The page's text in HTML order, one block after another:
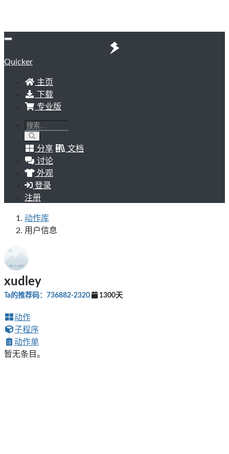
Quicker
主页
下载
专业版
分享
文档
讨论
外观
登录
注册
动作库
用户信息
xudley
Ta的推荐码：736882-2320 1300天
动作
子程序
动作单
暂无条目。